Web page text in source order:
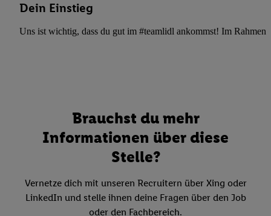
Dein Einstieg
Uns ist wichtig, dass du gut im #teamlidl ankommst! Im Rahmen
Brauchst du mehr
Informationen über diese
Stelle?
Vernetze dich mit unseren Recruitern über Xing oder
LinkedIn und stelle ihnen deine Fragen über den Job
oder den Fachbereich.